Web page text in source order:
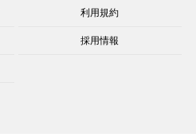
利用規約
採用情報